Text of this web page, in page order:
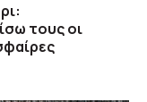
τους οι